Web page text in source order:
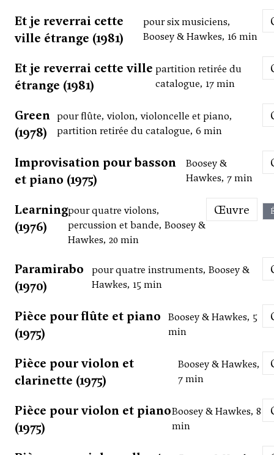
Et je reverrai cette
ville étrange (1981)
pour six musiciens,
Boosey & Hawkes, 16 min
Et je reverrai cette ville
étrange (1981)
partition retirée du
catalogue, 17 min
Green
(1978)
pour flûte, violon, violoncelle et piano,
partition retirée du catalogue, 6 min
Improvisation pour basson
et piano (1975)
Boosey &
Hawkes, 7 min
Learning
(1976)
pour quatre violons,
percussion et bande, Boosey &
Hawkes, 20 min
Œuvre
Paramirabo
(1970)
pour quatre instruments, Boosey &
Hawkes, 15 min
Pièce pour flûte et piano
(1975)
Boosey & Hawkes, 5
min
Pièce pour violon et
clarinette (1975)
Boosey & Hawkes,
7 min
Pièce pour violon et piano
(1975)
Boosey & Hawkes, 8
min